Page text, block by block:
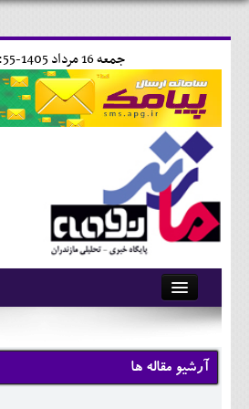
جمعه 16 مرداد 1405-8:55-
آرشیو
تماس با ما
وبلاگ
آرشیو مقاله ها